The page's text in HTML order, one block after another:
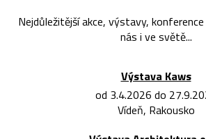
Nejdůležitější akce, výstavy,
nás i ve světě...
Výstava Kaws
od 3.4.2026 do
Vídeň, Rakousko